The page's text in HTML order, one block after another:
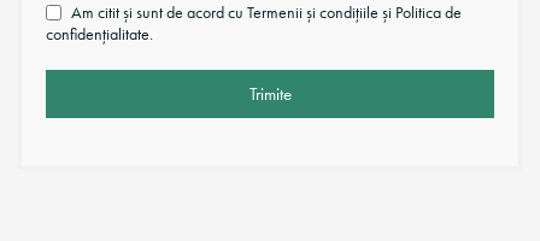
Am citit și sunt de acord cu Termenii și condițiile și Politica de
confidențialitate.
Trimite